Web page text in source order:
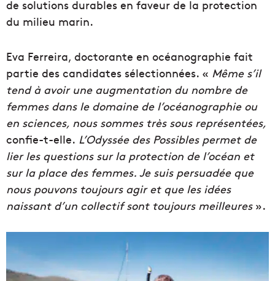
de solutions durables en faveur de la protection
du milieu marin.
Eva Ferreira, doctorante en océanographie fait
partie des candidates sélectionnées. « Même s’il
tend à avoir une augmentation du nombre de
femmes dans le domaine de l’océanographie ou
en sciences, nous sommes très sous représentées,
confie-t-elle. L’Odyssée des Possibles permet de
lier les questions sur la protection de l’océan et
sur la place des femmes. Je suis persuadée que
nous pouvons toujours agir et que les idées
naissant d’un collectif sont toujours meilleures ».